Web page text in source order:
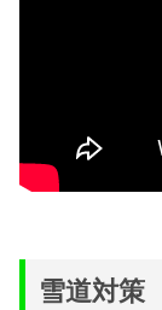
雪道対策